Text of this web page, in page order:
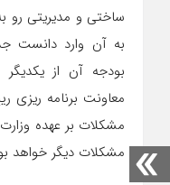
ساختی و مدیریتی رو
به آن وارد دانست
بودجه آن از
معاونت برنامه
مشکلات بر عهده
مشکلات دیگر خواهد